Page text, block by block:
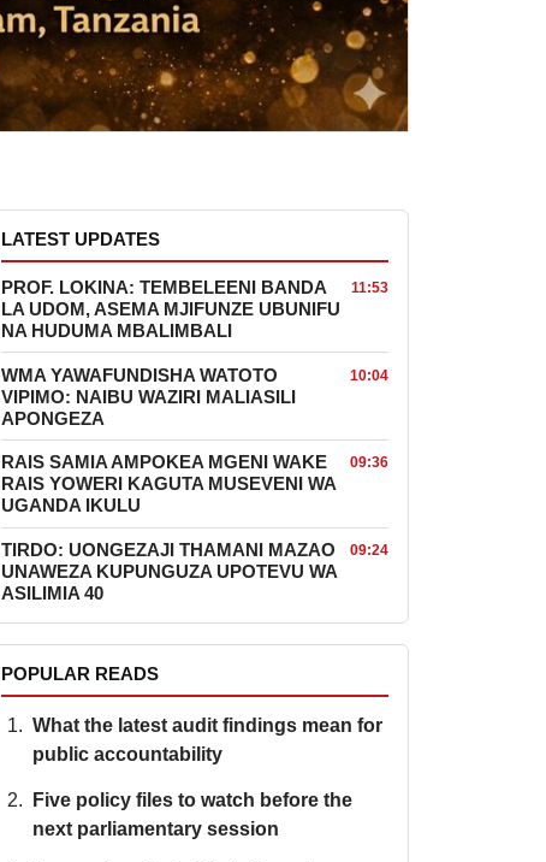
LATEST UPDATES
PROF. LOKINA: TEMBELEENI BANDA
LA UDOM, ASEMA MJIFUNZE UBUNIFU
NA HUDUMA MBALIMBALI
11:53
WMA YAWAFUNDISHA WATOTO
VIPIMO: NAIBU WAZIRI MALIASILI
APONGEZA
10:04
RAIS SAMIA AMPOKEA MGENI WAKE
RAIS YOWERI KAGUTA MUSEVENI WA
UGANDA IKULU
09:36
TIRDO: UONGEZAJI THAMANI MAZAO
UNAWEZA KUPUNGUZA UPOTEVU WA
ASILIMIA 40
09:24
POPULAR READS
What the latest audit findings mean for
public accountability
Five policy files to watch before the
next parliamentary session